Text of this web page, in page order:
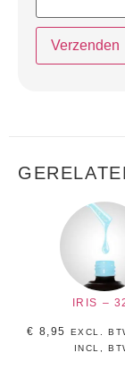
IRIS –
€ 8,95 EXCL.
INCL,